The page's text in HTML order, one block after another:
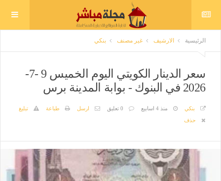
الرئيسية الارشيف غير مصنف بنكي
سعر الدينار الكويتي اليوم الخميس 9 -7-
2026 في البنوك - بوابة المدينة برس
بنكي منذ 4 اسابيع 0 تعليق ارسل طباعة
تبليغ
حذف